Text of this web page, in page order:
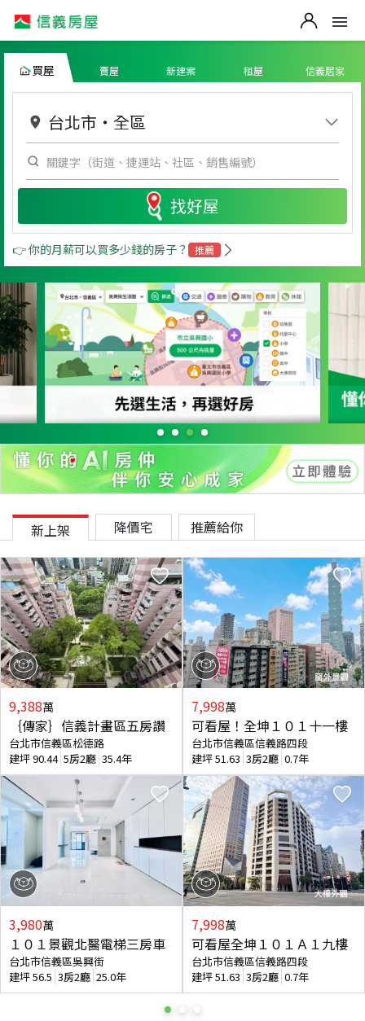
買屋 賣屋 新建案 租屋 信義居家
台北市 ・ 全區
找好屋
👉 你的月薪可以買多少錢的房子？ 推薦
新上架 降價宅 推薦給你
9,388萬
｛傳家｝信義計畫區五房讚
台北市信義區松德路
建坪90.44 5房2廳 35.4年
3,980萬
１０１景觀北醫電梯三房車
台北市信義區吳興街
建坪56.5 3房2廳 25.0年
7,998萬
可看屋！全坤１０１十一樓
台北市信義區信義路四段
建坪51.63 3房2廳 0.7年
7,998萬
可看屋全坤１０１Ａ１九樓
台北市信義區信義路四段
建坪51.63 3房2廳 0.7年